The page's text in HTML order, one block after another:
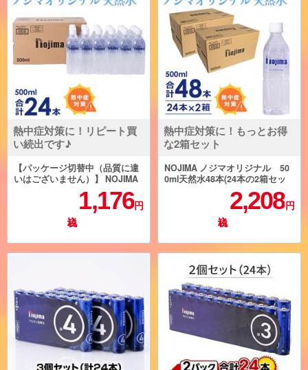
熱中症対策に！リピート買
い続出です♪
【パッケージ切替中（品質に違
いはございません）】 NOJIMA
ノジマオリジナル 500ml天然
水24本セット ESNW5001,176円
熱中症対策に！もっとお得
な2箱セット
NOJIMA ノジマオリジナル 50
0ml天然水48本(24本の2箱セッ
ト) TOKU2-ESNW5002,208 円